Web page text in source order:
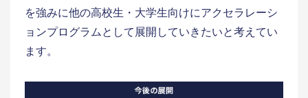
を強みに他の高校生・大学生向けにアクセラレーシ
ョンプログラムとして展開していきたいと考えてい
ます。